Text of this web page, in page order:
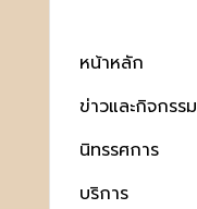
หน้าหลัก
ข่าวและกิจกรรม
นิทรรศการ
บริการ